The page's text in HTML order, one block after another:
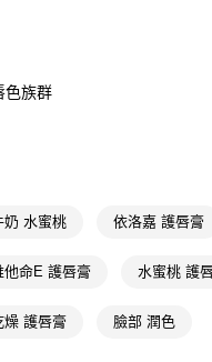
不需綁卡、不需儲值。
，簡訊認證，即可結帳。
務後，再付款。
帳流程】
並確認金額後，即可完成結帳。
將收到繳費通知簡訊。
含以上)免運費
色族群
奶 水蜜桃 依洛嘉 護唇膏
他命E 護唇膏 水蜜桃 護
燥 護唇膏 臉部 潤色